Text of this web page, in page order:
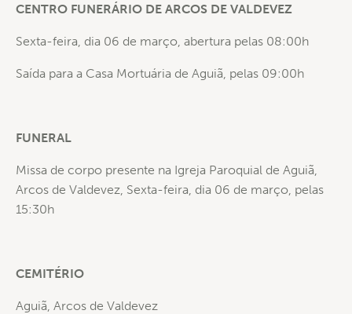
CENTRO FUNERÁRIO DE ARCOS DE VALDEVEZ
Sexta-feira, dia 06 de março, abertura pelas 08:00h
Saída para a Casa Mortuária de Aguiã, pelas 09:00h
FUNERAL
Missa de corpo presente na Igreja Paroquial de Aguiã,
Arcos de Valdevez, Sexta-feira, dia 06 de março, pelas
15:30h
CEMITÉRIO
Aguiã, Arcos de Valdevez